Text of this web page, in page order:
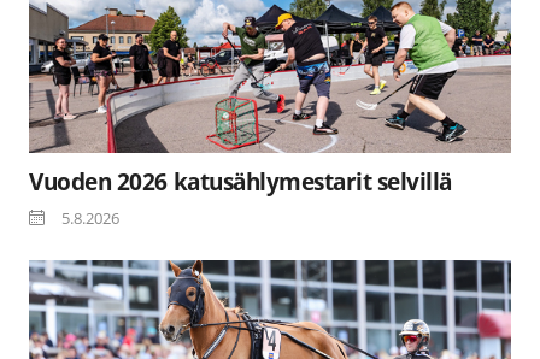
Vuoden 2026 katusählymestarit selvillä
5.8.2026